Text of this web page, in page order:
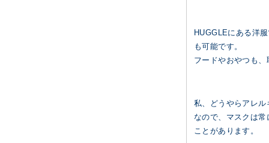
HUGGLEにある洋
も可能です。
フードやおやつも
私、どうやらアレ
なので、マスクは
ことがあります。